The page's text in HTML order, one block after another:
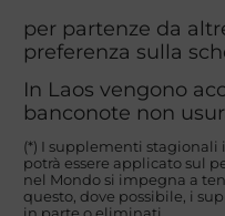
per partenze da
preferenza sulla
In Laos vengono
banconote non
(*) I supplementi
potrà essere applicato sul
nel Mondo si impegna a
questo, dove possibile, i